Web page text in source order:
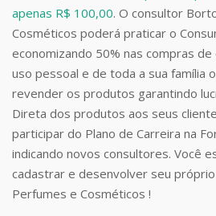
apenas R$ 100,00. O consultor
Cosméticos poderá praticar o
economizando 50% nas compras
uso pessoal e de toda a sua família
revender os produtos garantindo
Direta dos produtos aos seus
participar do Plano de Carreira na
indicando novos consultores. Você
cadastrar e desenvolver seu
Perfumes e Cosméticos !